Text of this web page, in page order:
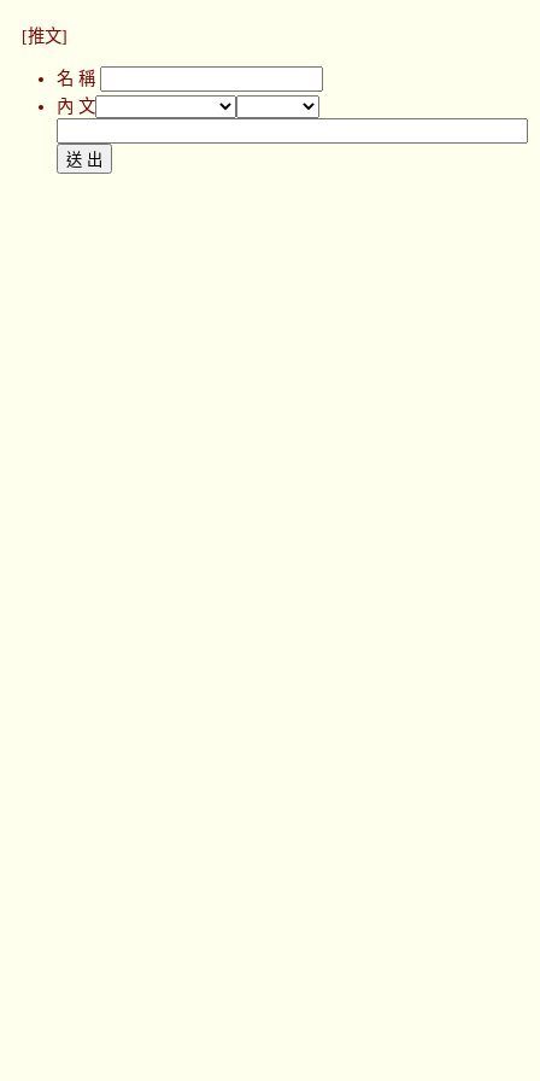
[推文]
名 稱
內 文